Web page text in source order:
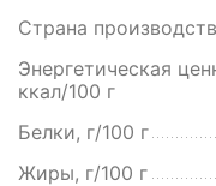
Страна
Энергетическая
ккал/100 г
Белки, г/100 г
Жиры, г/100 г